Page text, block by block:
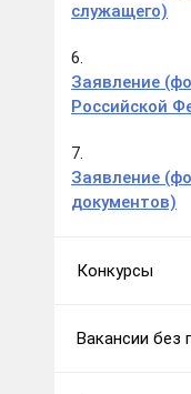
служащего)
6.
Заявление
Российской
7.
Заявление
документов)
Конкурсы
Вакансии без